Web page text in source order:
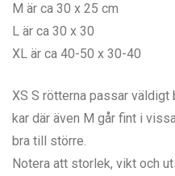
M är ca 30 x 25 cm
L är ca 30 x 30
XL är ca 40-50 x 30-40
XS S rötterna passar
kar där även M går fint i
bra till större.
Notera att storlek, vikt och